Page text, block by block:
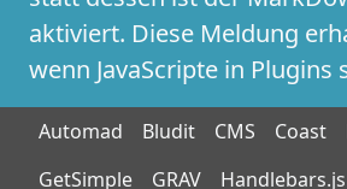
aktiviert. Diese Meldung
wenn JavaScripte in Plugins
Automad Bludit CMS Coast
GetSimple
GRAV Handlebars.js